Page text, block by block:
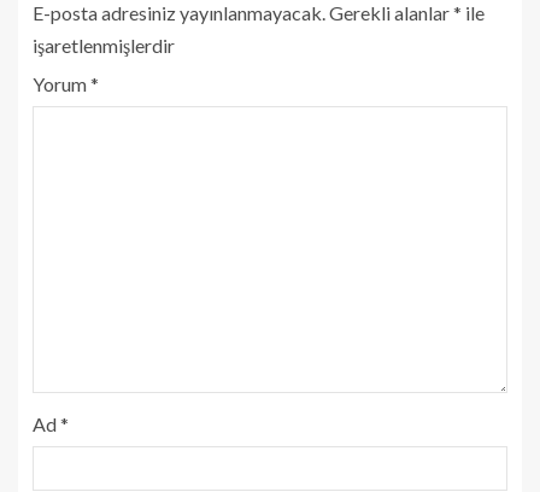
E-posta adresiniz yayınlanmayacak.Gerekli alanlar* ile
işaretlenmişlerdir
Yorum*
Ad*